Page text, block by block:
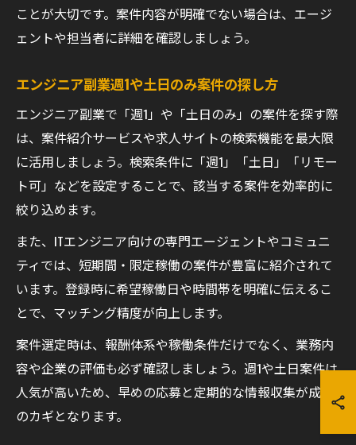
ことが大切です。案件内容が明確でない場合は、エージ
ェントや担当者に詳細を確認しましょう。
エンジニア副業週1や土日のみ案件の探し方
エンジニア副業で「週1」や「土日のみ」の案件を探す際
は、案件紹介サービスや求人サイトの検索機能を最大限
に活用しましょう。検索条件に「週1」「土日」「リモー
ト可」などを設定することで、該当する案件を効率的に
絞り込めます。
また、ITエンジニア向けの専門エージェントやコミュニ
ティでは、短期間・限定稼働の案件が豊富に紹介されて
います。登録時に希望稼働日や時間帯を明確に伝えるこ
とで、マッチング精度が向上します。
案件選定時は、報酬体系や稼働条件だけでなく、業務内
容や企業の評価も必ず確認しましょう。週1や土日案件は
人気が高いため、早めの応募と定期的な情報収集が成功
のカギとなります。